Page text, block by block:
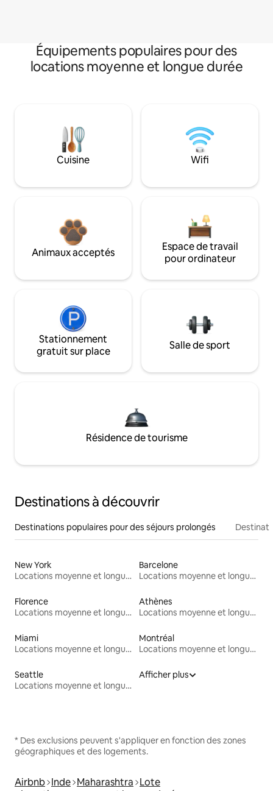
Équipements populaires pour des
locations moyenne et longue durée
Cuisine Wifi
Animaux acceptés
Espace de travail
pour ordinateur
Stationnement
gratuit sur place
Salle de sport
Résidence de tourisme
Destinations à découvrir
Destinations populaires pour des séjours prolongés
New York
Locations moyenne et longue durée
Barcelone
Locations moyenne et longue durée
Florence
Locations moyenne et longue durée
Athènes
Locations moyenne et longue durée
Miami
Locations moyenne et longue durée
Montréal
Locations moyenne et longue durée
Seattle
Locations moyenne et longue durée
Afficher plus
* Des exclusions peuvent s'appliquer en fonction des zones
géographiques et des logements.
Airbnb Inde Maharashtra Lote